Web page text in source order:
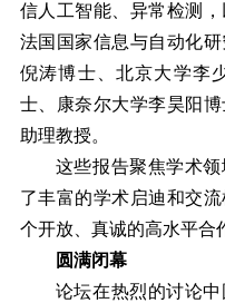
信人工智能、异常检测
法国国家信息与自动化
倪涛博士、北京大学李
士、康奈尔大学李昊阳
助理教授。
这些报告聚焦学术
了丰富的学术启迪和交
个开放、真诚的高水平合
圆满闭幕
论坛在热烈的讨论